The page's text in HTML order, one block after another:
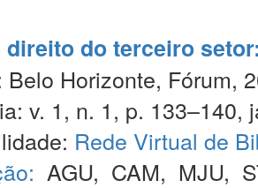
direito do terceiro
Horizonte, Fórum,
v. 1, n. 1, p. 133–140,
Rede Virtual de
AGU, CAM, MJU,